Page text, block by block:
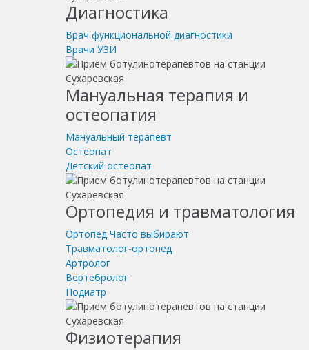
Диагностика
Врач функциональной диагностики
Врачи УЗИ
Мануальная терапия и
остеопатия
Мануальный терапевт
Остеопат
Детский остеопат
Ортопедия и травматология
Ортопед Часто выбирают
Травматолог-ортопед
Артролог
Вертебролог
Подиатр
Физиотерапия